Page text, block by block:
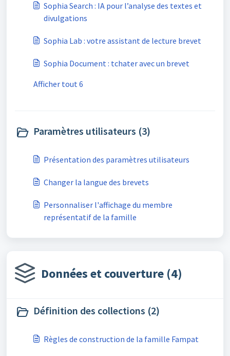
Sophia Search : IA pour l’analyse des textes et
divulgations
Sophia Lab : votre assistant de lecture brevet
Sophia Document : tchater avec un brevet
Afficher tout 6
Paramètres utilisateurs (3)
Présentation des paramètres utilisateurs
Changer la langue des brevets
Personnaliser l'affichage du membre
représentatif de la famille
Données et couverture (4)
Définition des collections (2)
Règles de construction de la famille Fampat